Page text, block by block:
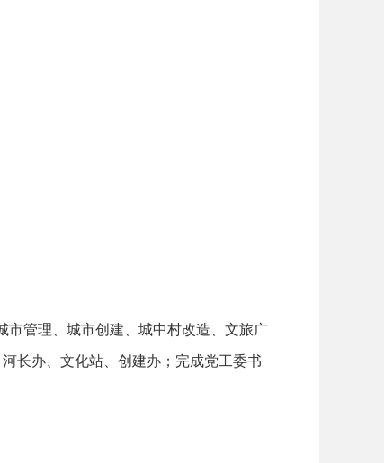
管理、城市创建、城中村改造、文旅广
长办、文化站、创建办；完成党工委书